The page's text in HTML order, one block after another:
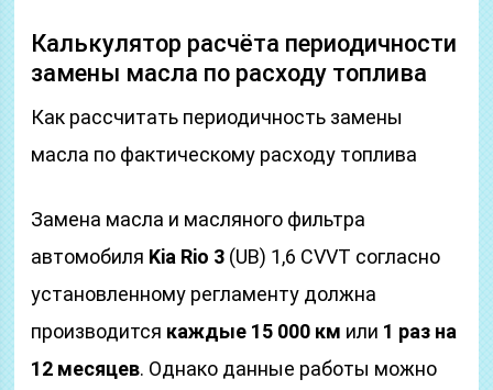
Калькулятор расчёта периодичности
замены масла по расходу топлива
Как рассчитать периодичность замены
масла по фактическому расходу топлива
Замена масла и масляного фильтра
автомобиля Kia Rio 3 (UB) 1,6 CVVT согласно
установленному регламенту должна
производится каждые 15 000 км или 1 раз на
12 месяцев. Однако данные работы можно